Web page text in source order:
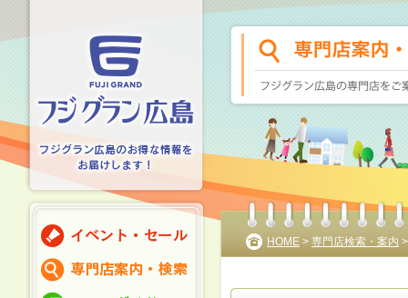
HOME > 専門店検索・案内